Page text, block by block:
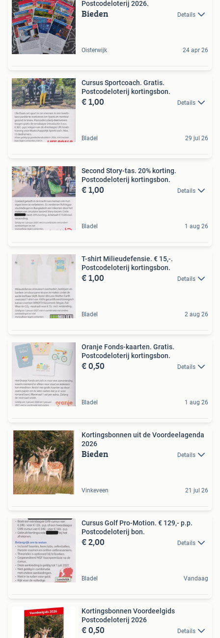
Postcodeloterij 2026.
Bieden Details
Oisterwijk 24 apr 26
Cursus Sportcoach. Gratis.
Postcodeloterij kortingsbon.
€ 1,00 Details
Bladel 29 jul 26
Second Story-tas. 20% korting.
Postcodeloterij kortingsbon.
€ 1,00 Details
Bladel 1 aug 26
T-shirt Milieudefensie. € 15,-.
Postcodeloterij kortingsbon.
€ 1,00 Details
Bladel 2 aug 26
Oranje Fonds-kaarten. Gratis.
Postcodeloterij kortingsbon.
€ 0,50 Details
Bladel 1 aug 26
Kortingsbonnen uit de Voordeelagenda
2026
Bieden Details
Vinkeveen 21 jul 26
Cursus Golf Pro-Motion. € 129,- p.p.
Postcodeloterij bon.
€ 2,00 Details
Bladel Vandaag
Kortingsbonnen Voordeelgids
Postcodeloterij 2026
€ 0,50 Details